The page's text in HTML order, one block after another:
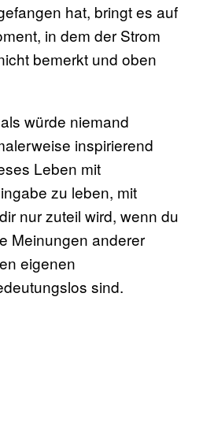
hat, bringt es auf
in dem der Strom
bemerkt und oben
würde niemand
inspirierend
Leben mit
zu leben, mit
nur zuteil wird, wenn du
Meinungen anderer
eigenen
sind.